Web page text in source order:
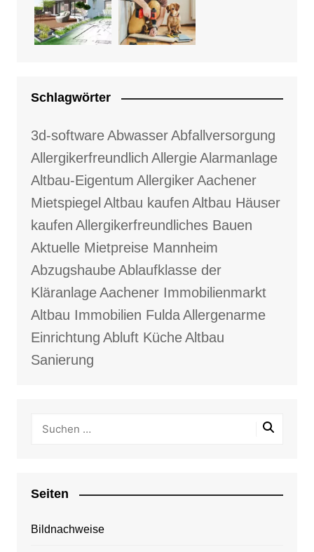
Schlagwörter
3d-softwareAbwasserAbfallversorgung
Allergikerfreundlich AllergieAlarmanlage
Altbau-Eigentum AllergikerAachener
Mietspiegel Altbau kaufen Altbau Häuser
kaufen Allergikerfreundliches Bauen
Aktuelle Mietpreise Mannheim
AbzugshaubeAblaufklasse der
KläranlageAachener Immobilienmarkt
Altbau Immobilien FuldaAllergenarme
Einrichtung Abluft KücheAltbau
Sanierung
Seiten
Bildnachweise